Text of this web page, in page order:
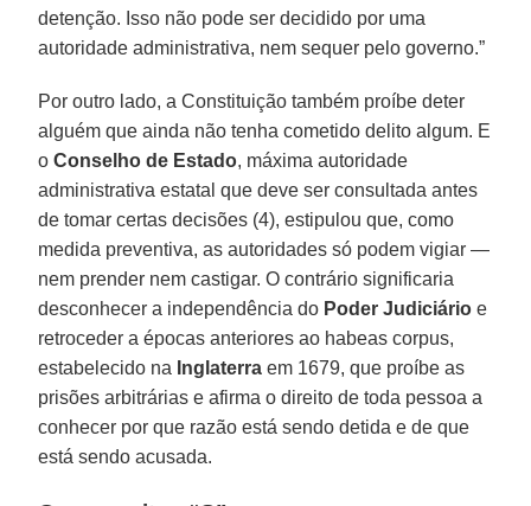
detenção. Isso não pode ser decidido por uma
autoridade administrativa, nem sequer pelo governo.”
Por outro lado, a Constituição também proíbe deter
alguém que ainda não tenha cometido delito algum. E
oConselho de Estado, máxima autoridade
administrativa estatal que deve ser consultada antes
de tomar certas decisões (4), estipulou que, como
medida preventiva, as autoridades só podem vigiar —
nem prender nem castigar. O contrário significaria
desconhecer a independência do Poder Judiciário e
retroceder a épocas anteriores ao habeas corpus,
estabelecido na Inglaterra em 1679, que proíbe as
prisões arbitrárias e afirma o direito de toda pessoa a
conhecer por que razão está sendo detida e de que
está sendo acusada.